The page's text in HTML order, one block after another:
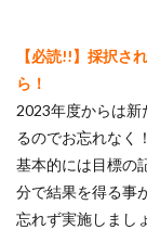
【必読!!】 採択さ
ら！
2023年度からは
るのでお忘れなく！
基本的には目標の
分で結果を得る事
忘れず実施しまし